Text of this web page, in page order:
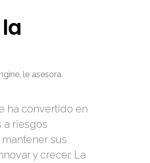
le asesora.
ha convertido en
a riesgos
sus
y crecer. La